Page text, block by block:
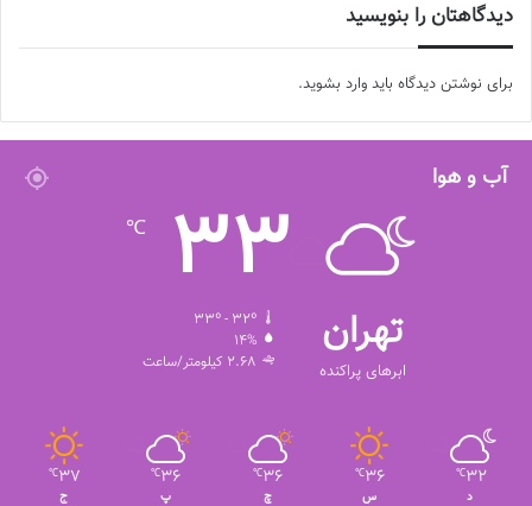
دیدگاهتان را بنویسید
برای نوشتن دیدگاه باید وارد بشوید.
آب و هوا
تهران
ابرهای پراکنده
33
℃
33º - 32º
14%
2.68 کیلومتر/ساعت
32
℃
د
36
℃
س
36
℃
چ
36
℃
پ
37
℃
ج